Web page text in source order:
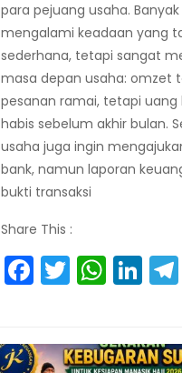
para pejuang usaha.
mengalami keadaan yang
sederhana, tetapi sangat
masa depan usaha: omzet
pesanan ramai, tetapi uang
habis sebelum akhir bulan.
usaha juga ingin
bank, namun laporan
bukti transaksi
Share This :
Facebook
Twitter